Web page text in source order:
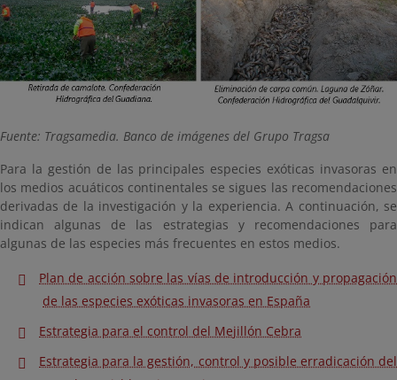
Fuente: Tragsamedia. Banco de imágenes del Grupo Tragsa
Para la gestión de las principales especies exóticas invasoras en
los medios acuáticos continentales se sigues las recomendaciones
derivadas de la investigación y la experiencia. A continuación, se
indican algunas de las estrategias y recomendaciones para
algunas de las especies más frecuentes en estos medios.
Plan de acción sobre las vías de introducción y propagación
de las especies exóticas invasoras en España
Estrategia para el control del Mejillón Cebra
Estrategia para la gestión, control y posible erradicación del